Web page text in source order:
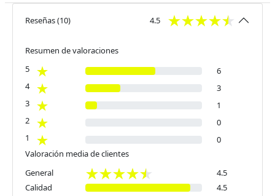
Reseñas(10) 4.5
Resumen de valoraciones
5
6
4
3
3
1
2
0
1
0
Valoración media de clientes
General
4.5
Calidad
4.5